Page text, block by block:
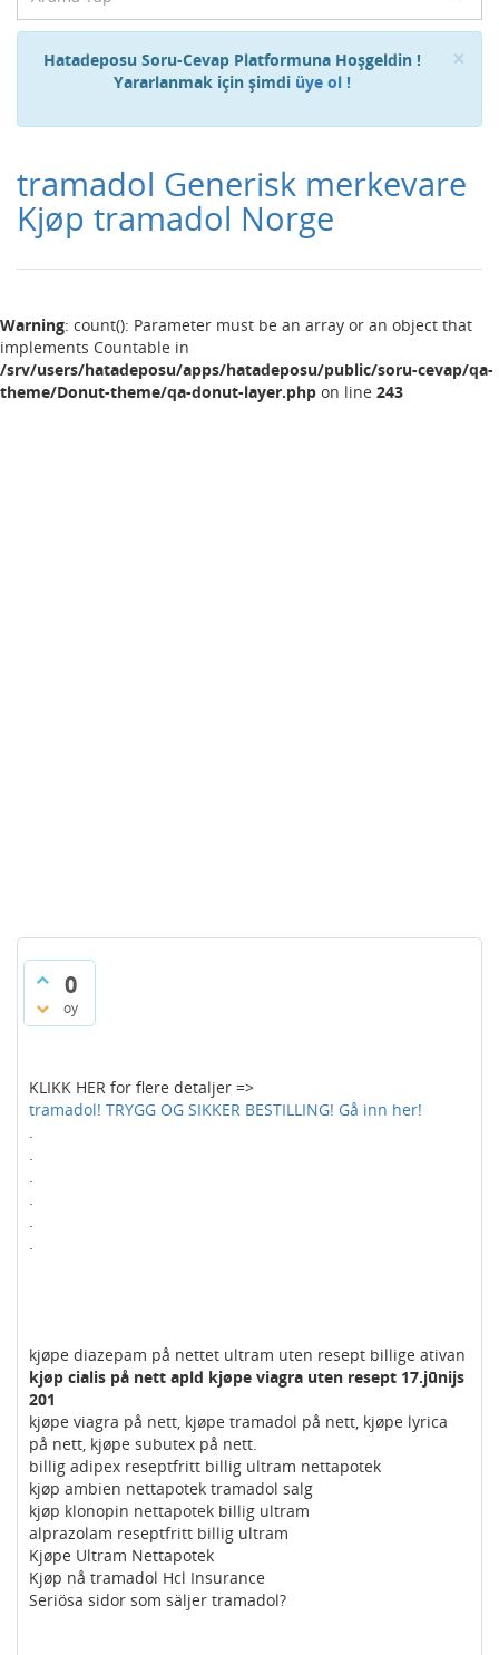
×
Hatadeposu Soru-Cevap Platformuna Hoşgeldin !
Yararlanmak için şimdi üye ol !
tramadol Generisk merkevare
Kjøp tramadol Norge
Warning: count(): Parameter must be an array or an object that
implements Countable in
/srv/users/hatadeposu/apps/hatadeposu/public/soru-cevap/qa-
theme/Donut-theme/qa-donut-layer.php on line 243
0
oy
KLIKK HER for flere detaljer =>
tramadol! TRYGG OG SIKKER BESTILLING! Gå inn her!
.
.
.
.
.
.
kjøpe diazepam på nettet ultram uten resept billige ativan
kjøp cialis på nett apld kjøpe viagra uten resept 17.jūnijs
201
kjøpe viagra på nett, kjøpe tramadol på nett, kjøpe lyrica
på nett, kjøpe subutex på nett.
billig adipex reseptfritt billig ultram nettapotek
kjøp ambien nettapotek tramadol salg
kjøp klonopin nettapotek billig ultram
alprazolam reseptfritt billig ultram
Kjøpe Ultram Nettapotek
Kjøp nå tramadol Hcl Insurance
Seriösa sidor som säljer tramadol?